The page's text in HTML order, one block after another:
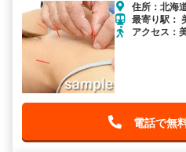
住所：北海
最寄り駅：
アクセス：
電話で無